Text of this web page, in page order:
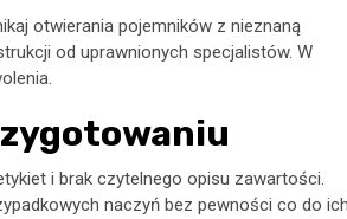
otwierania pojemników z nieznaną
od uprawnionych specjalistów. W
i brak czytelnego opisu zawartości.
naczyń bez pewności co do